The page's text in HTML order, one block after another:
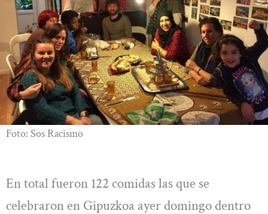
Foto: Sos Racismo
En total fueron 122 comidas las que se
celebraron en Gipuzkoa ayer domingo dentro